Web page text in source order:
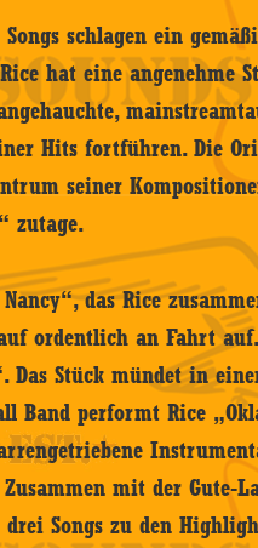
Songs schlagen ein
hat eine angenehme
Hits fortführen. Die
seiner
zutage.
Nancy“, das Rice
ordentlich an Fahrt
Das Stück mündet in
Band performt Rice
mit der Gute-
drei Songs zu den